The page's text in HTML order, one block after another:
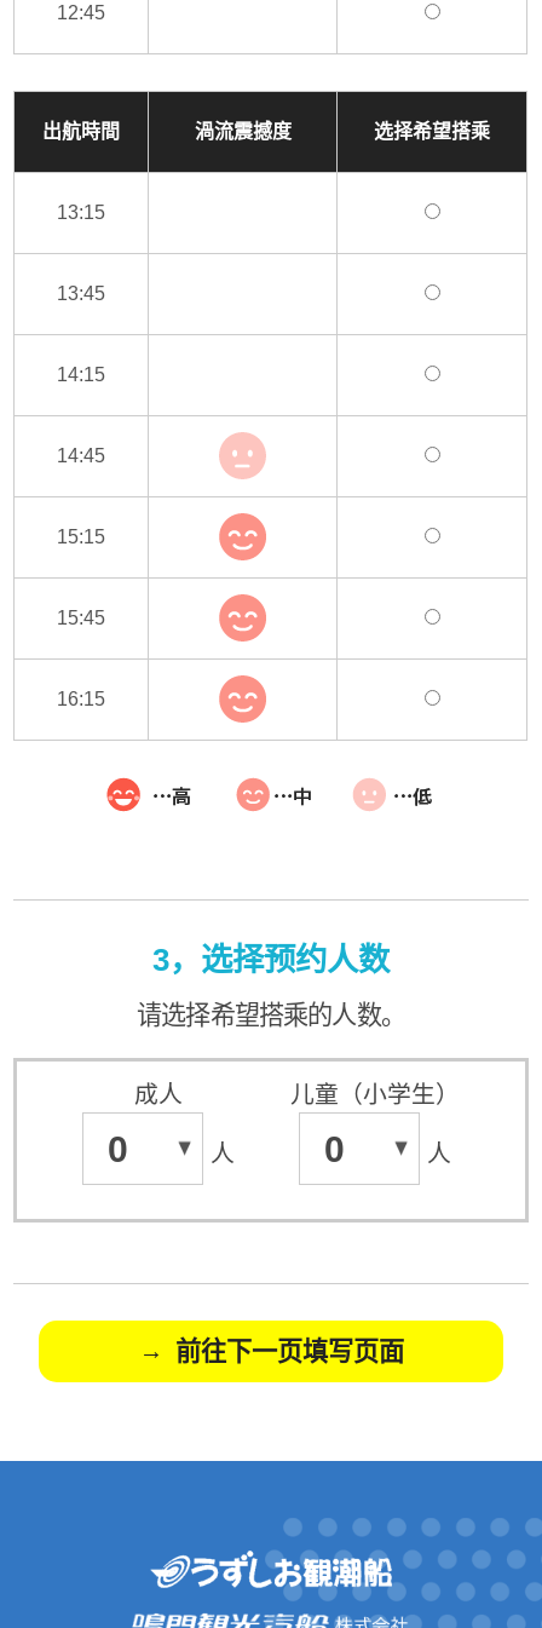
12:45
出航時間 渦流震撼度 选择希望搭乘
13:15
13:45
14:15
14:45
15:15
15:45
16:15
3，选择预约人数
请选择希望搭乘的人数。
成人
0 人
儿童（小学生）
0 人
前往下一页填写页面